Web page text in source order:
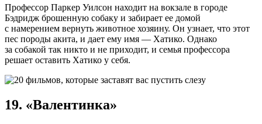
Профессор Паркер Уилсон находит на вокзале в городе
Бэдридж брошенную собаку и забирает ее домой
с намерением вернуть животное хозяину. Он узнает, что этот
пес породы акита, и дает ему имя — Хатико. Однако
за собакой так никто и не приходит, и семья профессора
решает оставить Хатико у себя.
19. «Валентинка»